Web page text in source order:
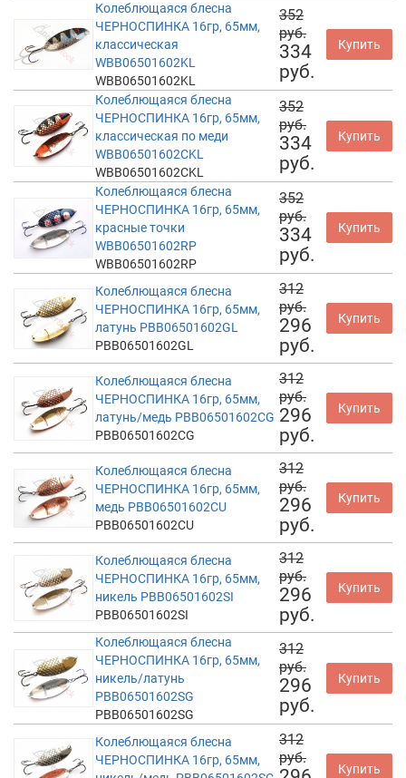
Колеблющаяся блесна
ЧЕРНОСПИНКА 16гр, 65мм,
классическая
WBB06501602KL
WBB06501602KL
352
руб.
334
руб.
Купить
Колеблющаяся блесна
ЧЕРНОСПИНКА 16гр, 65мм,
классическая по меди
WBB06501602CKL
WBB06501602CKL
352
руб.
334
руб.
Купить
Колеблющаяся блесна
ЧЕРНОСПИНКА 16гр, 65мм,
красные точки
WBB06501602RP
WBB06501602RP
352
руб.
334
руб.
Купить
Колеблющаяся блесна
ЧЕРНОСПИНКА 16гр, 65мм,
латунь PBB06501602GL
PBB06501602GL
312
руб.
296
руб.
Купить
Колеблющаяся блесна
ЧЕРНОСПИНКА 16гр, 65мм,
латунь/медь PBB06501602CG
PBB06501602CG
312
руб.
296
руб.
Купить
Колеблющаяся блесна
ЧЕРНОСПИНКА 16гр, 65мм,
медь PBB06501602CU
PBB06501602CU
312
руб.
296
руб.
Купить
Колеблющаяся блесна
ЧЕРНОСПИНКА 16гр, 65мм,
никель PBB06501602SI
PBB06501602SI
312
руб.
296
руб.
Купить
Колеблющаяся блесна
ЧЕРНОСПИНКА 16гр, 65мм,
никель/латунь
PBB06501602SG
PBB06501602SG
312
руб.
296
руб.
Купить
Колеблющаяся блесна
ЧЕРНОСПИНКА 16гр, 65мм,
312
руб.
Купить